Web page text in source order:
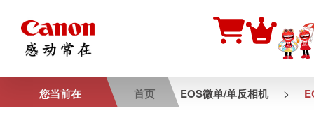
您当前在 首页 EOS微单/单反相机 >